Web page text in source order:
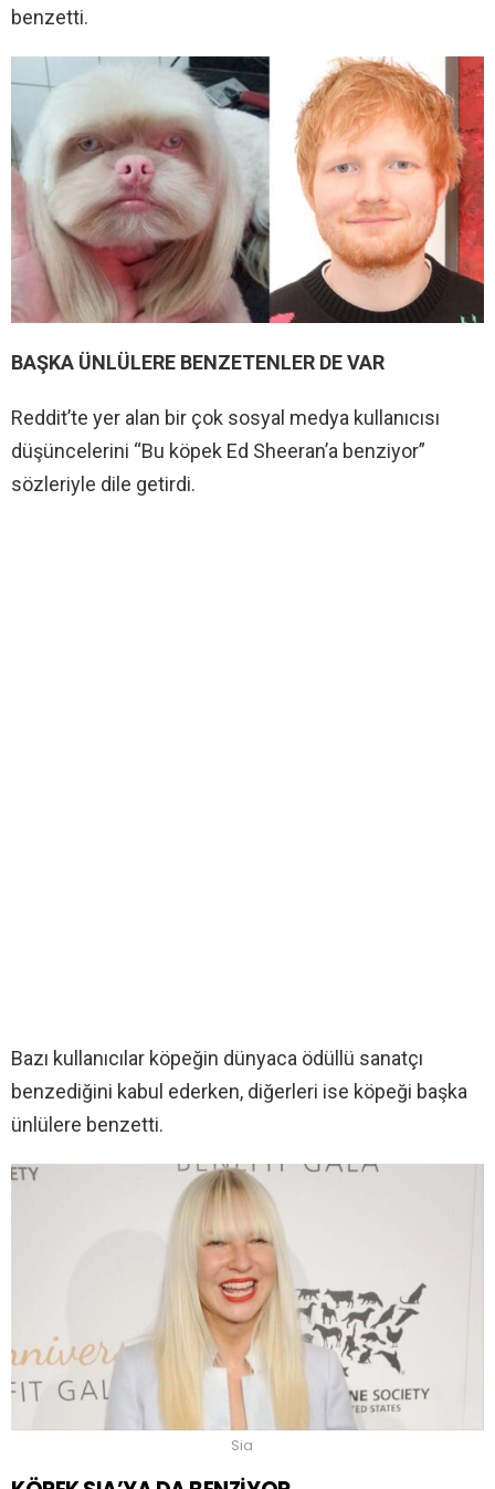
benzetti.
BAŞKA ÜNLÜLERE BENZETENLER DE VAR
Reddit’te yer alan bir çok sosyal medya kullanıcısı
düşüncelerini “Bu köpek Ed Sheeran’a benziyor”
sözleriyle dile getirdi.
Bazı kullanıcılar köpeğin dünyaca ödüllü sanatçı
benzediğini kabul ederken, diğerleri ise köpeği başka
ünlülere benzetti.
Sia